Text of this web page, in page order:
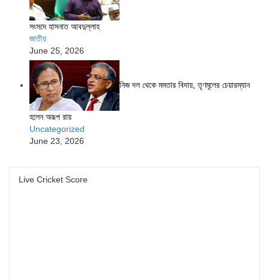
সংসদে হাসনাত আবদুল্লাহ
জাতীয়
June 25, 2026
নিজ দল থেকে মমতার বিদায়, তৃণমূলের চেয়ারম্যান
হলেন অরূপ রায়
Uncategorized
June 23, 2026
Live Cricket Score